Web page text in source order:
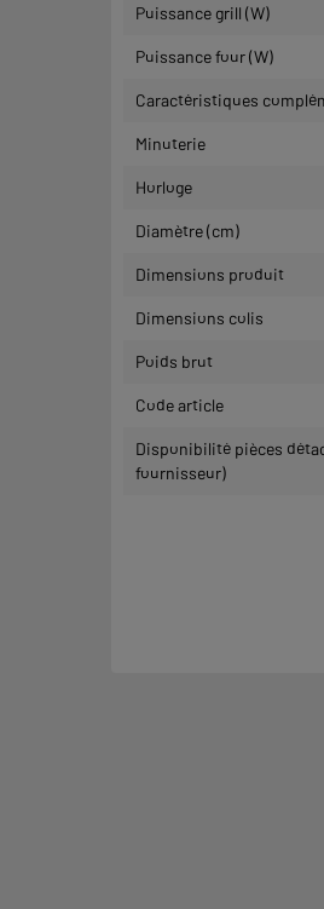
Puissance grill (W)
Puissance four (W)
Caractéristiques
Minuterie
Horloge
Diamètre (cm)
Dimensions produit
Dimensions colis
Poids brut
Code article
Disponibilité pièces
fournisseur)